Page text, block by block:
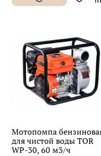
Мотопомпа
для чистой воды TOR
WP-30, 60 м3/ч